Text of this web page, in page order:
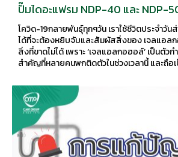
ปั๊มไดอะแฟรม NDP-40 และ NDP-
แอลกอฮอล์เจล
โควิด-19กลายพันธุ์ทุกๆวัน เราใช้ชีวิตประจำวั
ได้ที่จะต้องหยิบจับและสัมผัสสิ่งของ เจลแอล
สิ่งที่ขาดไม่ได้ เพราะ ‘เจลแอลกอฮอล์’ เป็นตัว
สำคัญที่หลายคนพกติดตัวในช่วงเวลานี้ และถือ